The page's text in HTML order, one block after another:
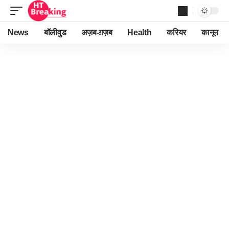
News बॉलीवुड अज़ब-ग़ज़ब Health करियर कानून